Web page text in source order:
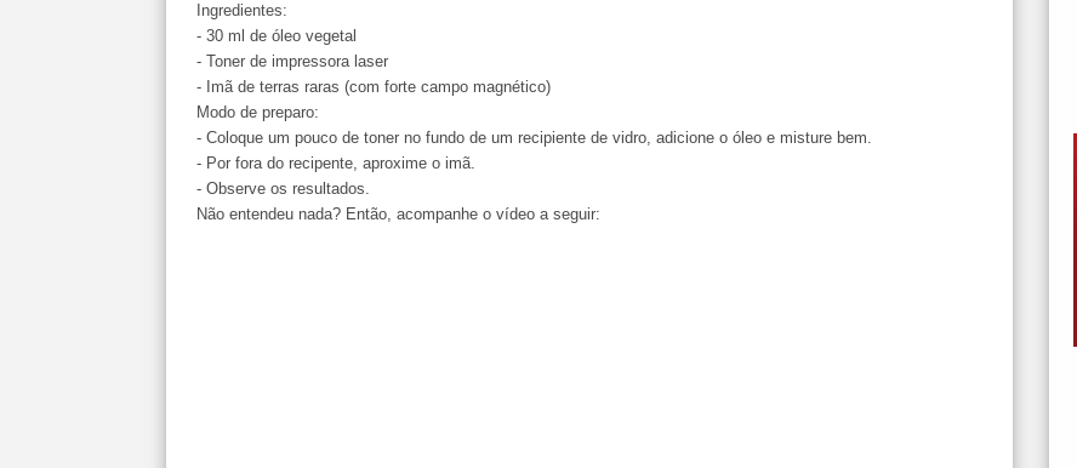
Ingredientes:
- 30 ml de óleo vegetal
- Toner de impressora laser
- Imã de terras raras (com forte campo magnético)
Modo de preparo:
- Coloque um pouco de toner no fundo de um recipiente de vidro, adicione o óleo e misture bem.
- Por fora do recipente, aproxime o imã.
- Observe os resultados.
Não entendeu nada? Então, acompanhe o vídeo a seguir: